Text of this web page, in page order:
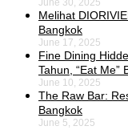
June 30, 2025
Melihat
Bangkok
June 17, 2025
Fine Dining
Tahun, “Eat Me”
June 10, 2025
The Raw Bar:
Bangkok
June 5, 2025